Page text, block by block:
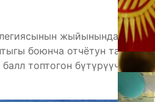
жыйынында
боюнча отчётун
топтогон